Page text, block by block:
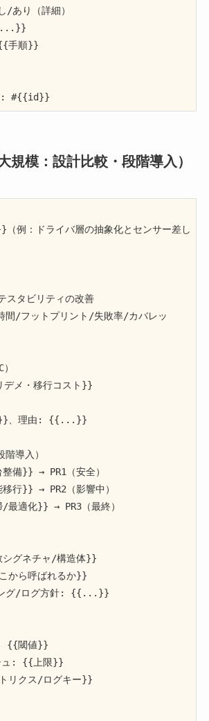
あり（詳細）
手順}}
: #{{id}}
規模：設計比較・段階導入）
例：ドライバ層の抽象化とセンサー差し
タビリティの改善
/フットプリント/失敗率/カバレッ
メ・移行コスト}}
、理由: {{...}}
導入）
備}} → PR1（安全）
行}} → PR2（影響中）
適化}} → PR3（最終）
グネチャ/構造体}}
ら呼ばれるか}}
ング/ログ方針: {{...}}
: {{閾値}}
ュ: {{上限}}
リクス/ログキー}}